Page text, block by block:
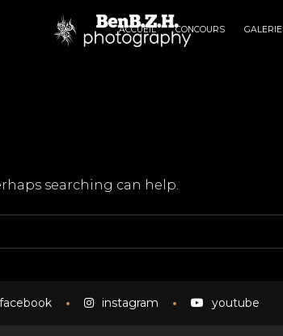
ACCUEIL CONCOURS GALERIE
searching can help.
facebook instagram youtube